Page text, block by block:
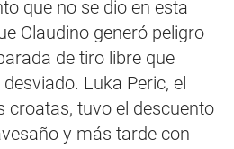
que no se dio en esta
Claudino generó peligro
de tiro libre que
Luka Peric, el
croatas, tuvo el descuento
y más tarde con